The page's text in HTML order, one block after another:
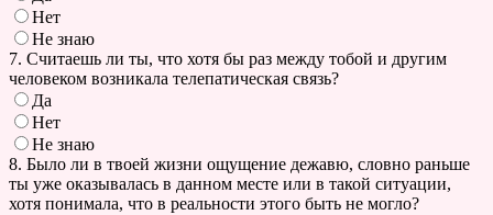
Нет
Не знаю
7. Считаешь ли ты, что хотя бы раз между тобой и другим
человеком возникала телепатическая связь?
Да
Нет
Не знаю
8. Было ли в твоей жизни ощущение дежавю, словно раньше
ты уже оказывалась в данном месте или в такой ситуации,
хотя понимала, что в реальности этого быть не могло?